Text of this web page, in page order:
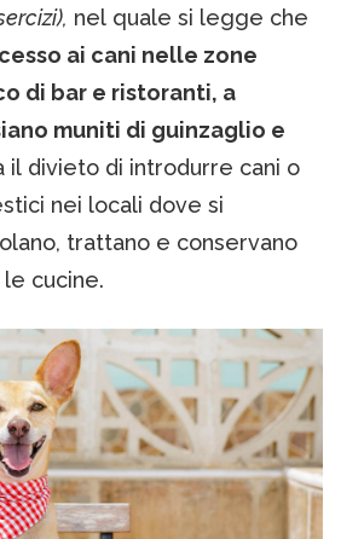
nel quale si legge che
ai cani nelle zone
di bar e ristoranti, a
muniti di guinzaglio e
il divieto di introdurre cani o
nei locali dove si
trattano e conservano
cucine.